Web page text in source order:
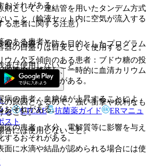
として、連結管を用いたタンデム方式
いこと（輸液セット内に空気が流入する
の目盛りは目安として使用すること。
は使用しないこと。
原因となるので、強い衝撃や鋭利なも
ること。
には使用しないこと。
に水滴や結晶が認められる場合には使
おそれがある。
る患者に関する注意）
のある患者）
ム欠乏傾向のある患者：ブドウ糖の投
細胞内に移行し、一時的に血清カリウム
化するおそれがある。
の患者：血糖値が上昇することによ
おそれがある。
の患者：水分、電解質等に影響を与え
るおそれがある。
・治療・予防を目的としたプログラム
ン CTCAE 抗菌薬ガイド
ERマニュ
スト